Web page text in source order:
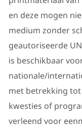
en deze mogen
medium zonder
geautoriseerde
is beschikbaar
nationale/
met betrekking tot
kwesties of
verleend voor